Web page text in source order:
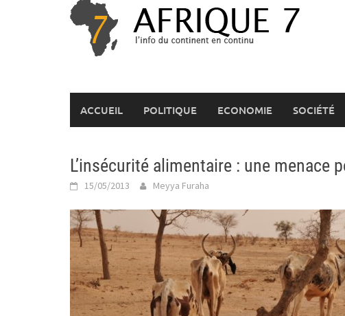
ACCUEIL POLITIQUE ECONOMIE SOCIÉTÉ
L’insécurité alimentaire : une menace
15/05/2013 Meyya Furaha